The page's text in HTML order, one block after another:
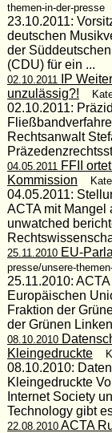
themen-in-der-presse
23.10.2011:
deutschen
der
(CDU) für ein ...
02.10.2011
IP
unzulässig?!
02.10.2011:
Rechtsanwalt
04.05.2011 FFII
Kommission
04.05.2011:
ACTA mit Mangel
unwatched
25.11.2010EU-
presse/unsere-
25.11.2010:
Europäischen
Fraktion der
der Grünen
08.10.2010
Kleingedruckte
08.10.2010:
Kleingedruckte
Internet Society
Technology gibt
22.08.2010ACTA